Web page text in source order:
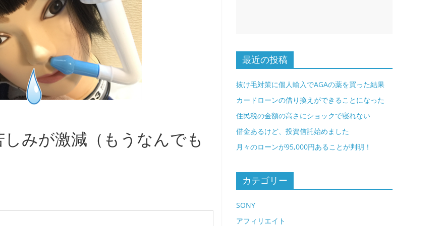
みが激減（もうなんでも
最近の投稿
抜け毛対策に個人輸入でAGAの薬を買った結果
カードローンの借り換えができることになった
住民税の金額の高さにショックで寝れない
借金あるけど、投資信託始めました
月々のローンが95,000円あることが判明！
カテゴリー
SONY
アフィリエイト